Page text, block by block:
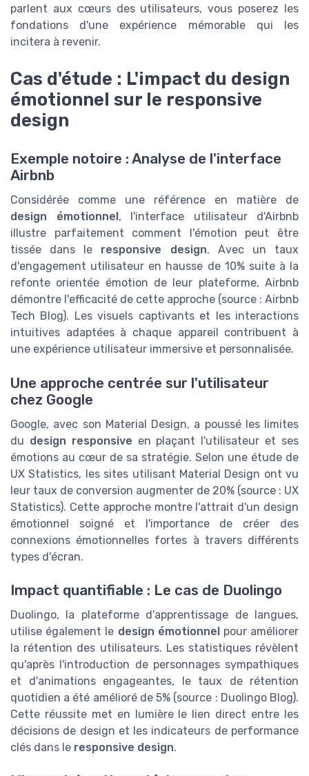
parlent aux cœurs des utilisateurs, vous poserez les
fondations d'une expérience mémorable qui les
incitera à revenir.
Cas d'étude : L'impact du design
émotionnel sur le responsive
design
Exemple notoire : Analyse de l'interface
Airbnb
Considérée comme une référence en matière de
design émotionnel , l'interface utilisateur d'Airbnb
illustre parfaitement comment l'émotion peut être
tissée dans le responsive design. Avec un taux
d'engagement utilisateur en hausse de 10% suite à la
refonte orientée émotion de leur plateforme, Airbnb
démontre l'efficacité de cette approche (source : Airbnb
Tech Blog). Les visuels captivants et les interactions
intuitives adaptées à chaque appareil contribuent à
une expérience utilisateur immersive et personnalisée.
Une approche centrée sur l'utilisateur
chez Google
Google, avec son Material Design, a poussé les limites
du design responsive en plaçant l'utilisateur et ses
émotions au cœur de sa stratégie. Selon une étude de
UX Statistics, les sites utilisant Material Design ont vu
leur taux de conversion augmenter de 20% (source : UX
Statistics). Cette approche montre l'attrait d'un design
émotionnel soigné et l'importance de créer des
connexions émotionnelles fortes à travers différents
types d'écran.
Impact quantifiable : Le cas de Duolingo
Duolingo, la plateforme d'apprentissage de langues,
utilise également le design émotionnelpour améliorer
la rétention des utilisateurs. Les statistiques révèlent
qu'après l'introduction de personnages sympathiques
et d'animations engageantes, le taux de rétention
quotidien a été amélioré de 5% (source : Duolingo Blog).
Cette réussite met en lumière le lien direct entre les
décisions de design et les indicateurs de performance
clés dans le responsive design.